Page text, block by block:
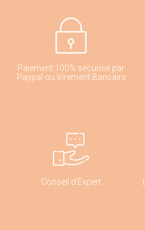
Paiement 100% sécurisé par
Paypal ou Virement Bancaire
Conseil d'Expert